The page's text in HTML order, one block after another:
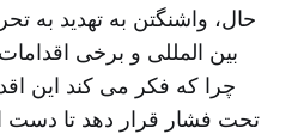
حال، واشنگتن به تهدید به
بین المللی و برخی
چرا که فکر می کند این
تحت فشار قرار دهد تا دست